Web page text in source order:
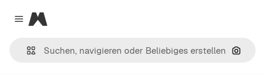
Close menu
Magnific
Nach